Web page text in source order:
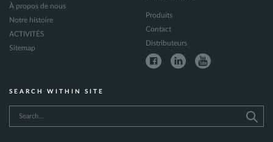
À propos de nous
Notre histoire
ACTIVITÉS
Sitemap
Produits
Contact
Distributeurs
SEARCH WITHIN SITE